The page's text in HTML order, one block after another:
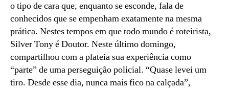
o tipo de cara que, enquanto se esconde, fala de
conhecidos que se empenham exatamente na mesma
prática. Nestes tempos em que todo mundo é roteirista,
Silver Tony é Doutor. Neste último domingo,
compartilhou com a plateia sua experiência como
“parte” de uma perseguição policial. “Quase levei um
tiro. Desde esse dia, nunca mais fico na calçada”,